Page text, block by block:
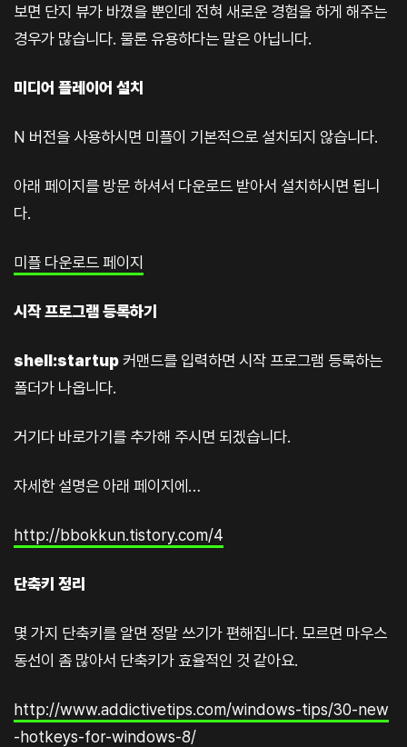
보면 단지 뷰가 바꼈을 뿐인데 전혀 새로운 경험을 하게 해주는
경우가 많습니다. 물론 유용하다는 말은 아닙니다.
미디어 플레이어 설치
N 버전을 사용하시면 미플이 기본적으로 설치되지 않습니다.
아래 페이지를 방문 하셔서 다운로드 받아서 설치하시면 됩니
다.
미플 다운로드 페이지
시작 프로그램 등록하기
shell:startup커맨드를 입력하면 시작 프로그램 등록하는
폴더가 나옵니다.
거기다 바로가기를 추가해 주시면 되겠습니다.
자세한 설명은 아래 페이지에…
http://bbokkun.tistory.com/4
단축키 정리
몇 가지 단축키를 알면 정말 쓰기가 편해집니다. 모르면 마우스
동선이 좀 많아서 단축키가 효율적인 것 같아요.
http://www.addictivetips.com/windows-tips/30-new
-hotkeys-for-windows-8/